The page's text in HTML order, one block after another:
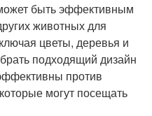
быть эффективным
животных для
цветы, деревья и
подходящий дизайн
против
могут посещать